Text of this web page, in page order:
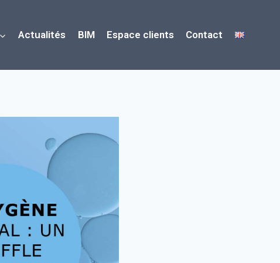
Actualités BIM Espace clients Contact